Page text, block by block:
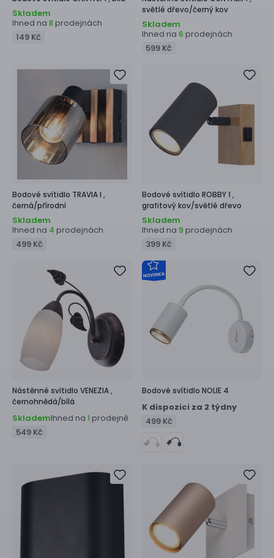
Skladem
Ihned na 8 prodejnách
149 Kč
světlé dřevo/černý kov
Skladem
Ihned na 6 prodejnách
599 Kč
Bodové svítidlo TRAVIA I ,
černá/přírodní
Skladem
Ihned na 4 prodejnách
499 Kč
Bodové svítidlo ROBBY 1 ,
grafitový kov/světlé dřevo
Skladem
Ihned na 9 prodejnách
399 Kč
Nástěnné svítidlo VENEZIA ,
černohnědá/bílá
SklademIhned na 1 prodejně
549 Kč
Bodové svítidlo NOLIE 4
K dispozici za 2 týdny
499 Kč